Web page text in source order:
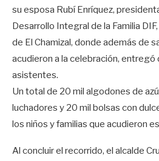
su esposa Rubí Enríquez,
Desarrollo Integral de la Familia
de El Chamizal, donde además de
acudieron a la celebración,
asistentes.
Un total de 20 mil algodones de
luchadores y 20 mil bolsas con
los niños y familias que acudieron
Al concluir el recorrido, el alcalde